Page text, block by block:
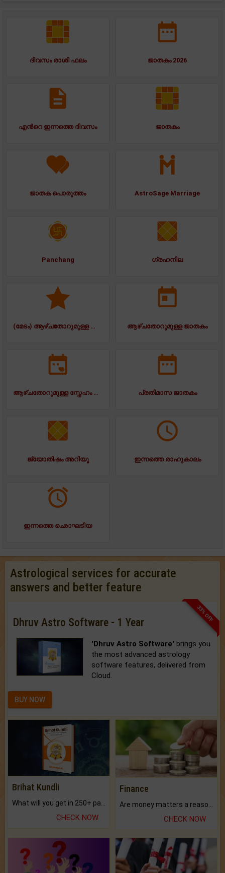
ദിവസം രാശി ഫലം ജാതകം 2026
എന്‍റെ ഇന്നത്തെ ദിവസം ജാതകം
ജാതക പൊരുത്തം AstroSage Marriage
Panchang ഗ്രഹനില
(മേടം) ആഴ്ചതോറുമുള്ള ജാതകം ആഴ്ചതോറുമുള്ള ജാതകം
ആഴ്ചതോറുമുള്ള സ്നേഹം ജാതകം പ്രതിമാസ ജാതകം
ജ്യോതിഷം അറിയൂ ഇന്നത്തെ രാഹുകാലം
ഇന്നത്തെ ഛൊഘടിയ
Astrological services for accurate
answers and better feature
33% OFF
Dhruv Astro Software - 1 Year
'Dhruv Astro Software' brings you
the most advanced astrology
software features, delivered from
Cloud.
BUY NOW
Brihat Kundli
CHECK NOW
Finance
CHECK NOW